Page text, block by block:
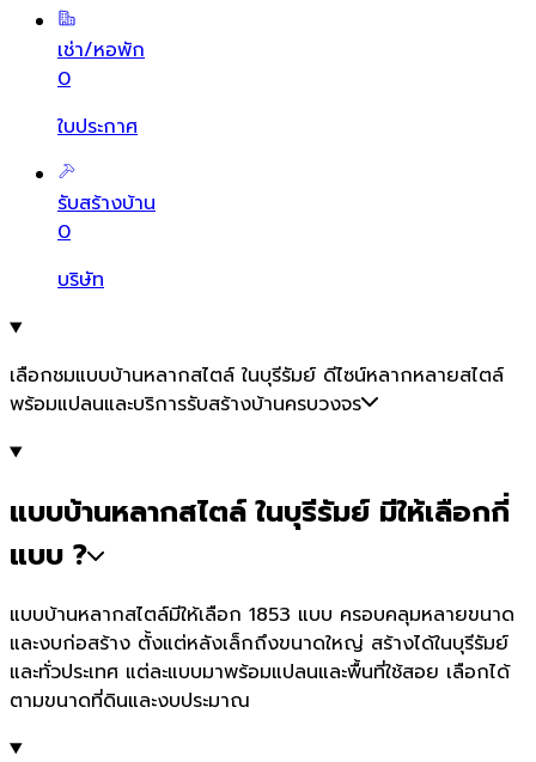
เช่า/หอพัก
0
ใบประกาศ
รับสร้างบ้าน
0
บริษัท
เลือกชมแบบบ้านหลากสไตล์ ในบุรีรัมย์ ดีไซน์หลากหลายสไตล์
พร้อมแปลนและบริการรับสร้างบ้านครบวงจร
แบบบ้านหลากสไตล์ ในบุรีรัมย์ มีให้เลือกกี่
แบบ ?
แบบบ้านหลากสไตล์มีให้เลือก 1853 แบบ ครอบคลุมหลายขนาด
และงบก่อสร้าง ตั้งแต่หลังเล็กถึงขนาดใหญ่ สร้างได้ในบุรีรัมย์
และทั่วประเทศ แต่ละแบบมาพร้อมแปลนและพื้นที่ใช้สอย เลือกได้
ตามขนาดที่ดินและงบประมาณ